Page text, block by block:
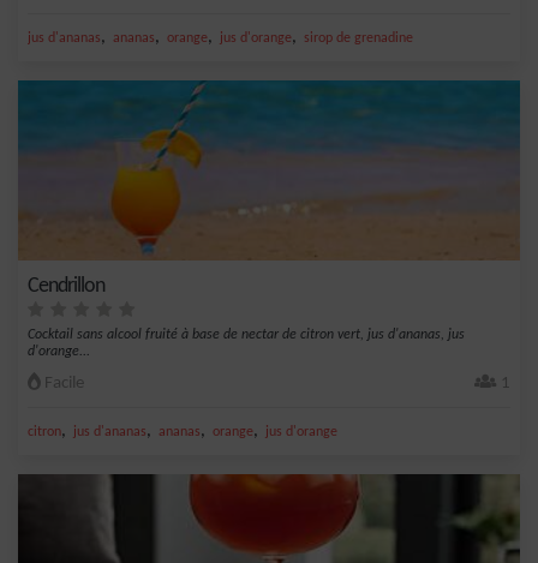
jus d'ananas, ananas, orange, jus d'orange, sirop de grenadine
Cendrillon
Cocktail sans alcool fruité à base de nectar de citron vert, jus d'ananas, jus
d'orange...
Facile 1
citron, jus d'ananas, ananas, orange, jus d'orange